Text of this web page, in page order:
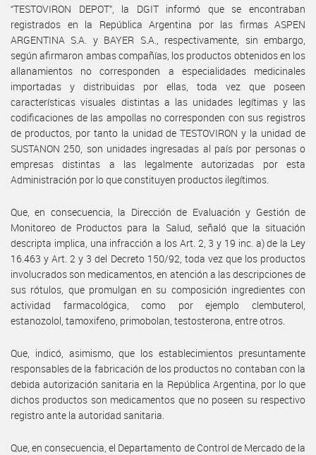
“TESTOVIRON DEPOT”, la DGIT informó que se encontraban
registrados en la República Argentina por las firmas ASPEN
ARGENTINA S.A. y BAYER S.A., respectivamente, sin embargo,
según afirmaron ambas compañías, los productos obtenidos en los
allanamientos no corresponden a especialidades medicinales
importadas y distribuidas por ellas, toda vez que poseen
características visuales distintas a las unidades legítimas y las
codificaciones de las ampollas no corresponden con sus registros
de productos, por tanto la unidad de TESTOVIRON y la unidad de
SUSTANON 250, son unidades ingresadas al país por personas o
empresas distintas a las legalmente autorizadas por esta
Administración por lo que constituyen productos ilegítimos.
Que, en consecuencia, la Dirección de Evaluación y Gestión de
Monitoreo de Productos para la Salud, señaló que la situación
descripta implica, una infracción a los Art. 2, 3 y 19 inc. a) de la Ley
16.463 y Art. 2 y 3 del Decreto 150/92, toda vez que los productos
involucrados son medicamentos, en atención a las descripciones de
sus rótulos, que promulgan en su composición ingredientes con
actividad farmacológica, como por ejemplo clembuterol,
estanozolol, tamoxifeno, primobolan, testosterona, entre otros.
Que, indicó, asimismo, que los establecimientos presuntamente
responsables de la fabricación de los productos no contaban con la
debida autorización sanitaria en la República Argentina, por lo que
dichos productos son medicamentos que no poseen su respectivo
registro ante la autoridad sanitaria.
Que, en consecuencia, el Departamento de Control de Mercado de la